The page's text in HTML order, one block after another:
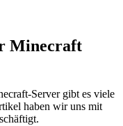
Minecraft
Server gibt es viele
haben wir uns mit